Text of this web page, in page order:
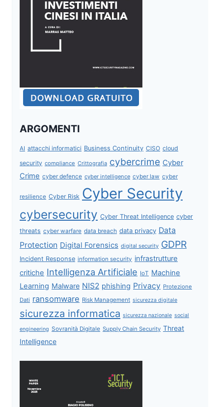
ARGOMENTI
AI attacchi informatici Business Continuity CISO cloud
security compliance Crittografia cybercrime Cyber
Crime cyber defence cyber intelligence cyber law cyber
resilience Cyber Risk Cyber Security
cybersecurity Cyber Threat Intelligence cyber
threats cyber warfare data breach data privacy Data
Protection Digital Forensics digital security GDPR
Incident Response information security infrastrutture
critiche Intelligenza Artificiale IoT Machine
Learning Malware NIS2 phishing Privacy Protezione
Dati ransomware Risk Management sicurezza digitale
sicurezza informatica sicurezza nazionale social
engineering Sovranità Digitale Supply Chain Security Threat
Intelligence